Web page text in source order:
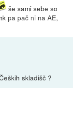
še sami sebe so
pa pač ni na AE,
skladišč ?